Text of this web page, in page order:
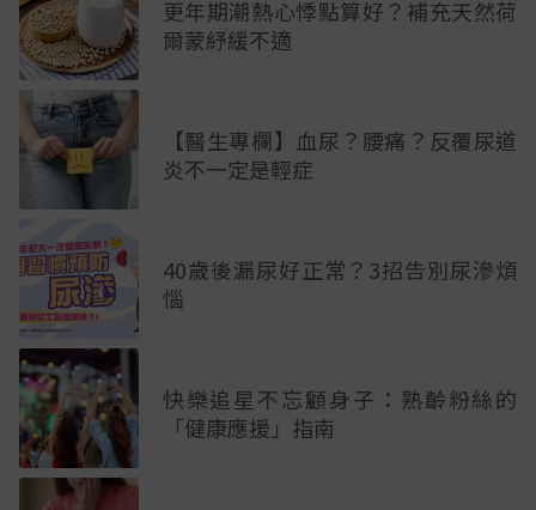
更年期潮熱心悸點算好？補充天然荷
爾蒙紓緩不適
【醫生專欄】血尿？腰痛？反覆尿道
炎不一定是輕症
40歲後漏尿好正常？3招告別尿滲煩
惱
快樂追星不忘顧身子：熟齡粉絲的
「健康應援」指南